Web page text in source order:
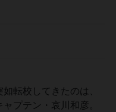
転校してきたのは、
プテン・哀川和彦。